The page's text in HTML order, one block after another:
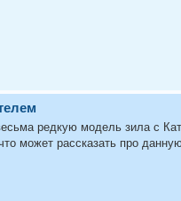
редкую модель зила с
может рассказать про